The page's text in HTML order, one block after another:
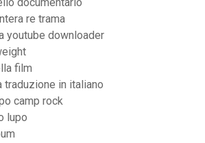
documentario
re trama
youtube downloader
film
traduzione in italiano
camp rock
lupo